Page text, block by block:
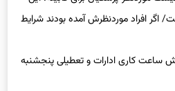
اگر افراد موردنظرش آمده بودند شرایط
ساعت کاری ادارات و تعطیلی پنجشنبه